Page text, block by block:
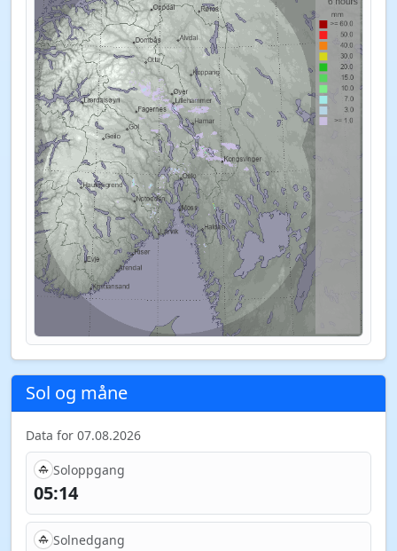
Sol og måne
Data for 07.08.2026
Soloppgang
05:14
Solnedgang